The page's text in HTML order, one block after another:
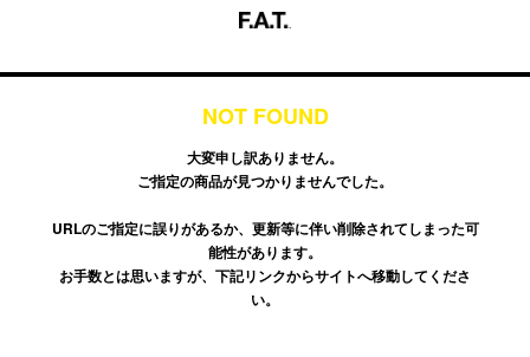
NOT FOUND
大変申し訳ありません。
ご指定の商品が見つかりませんでした。
URLのご指定に誤りがあるか、更新等に伴い削除されてしまった可
能性があります。
お手数とは思いますが、下記リンクからサイトへ移動してくださ
い。